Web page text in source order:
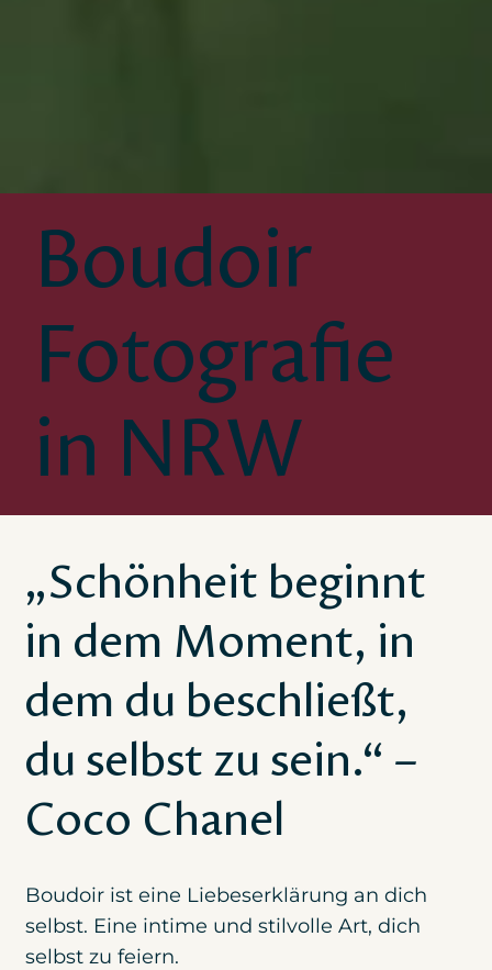
Boudoir
Fotografie
in NRW
„Schönheit beginnt
in dem Moment, in
dem du beschließt,
du selbst zu sein.“ –
Coco Chanel
Boudoir ist eine Liebeserklärung an dich
selbst. Eine intime und stilvolle Art, dich
selbst zu feiern.